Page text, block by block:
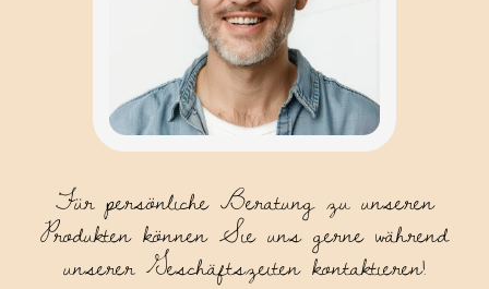
Für persönliche Beratung zu unseren
Produkten können Sie uns gerne während
unserer Geschäftszeiten kontaktieren!